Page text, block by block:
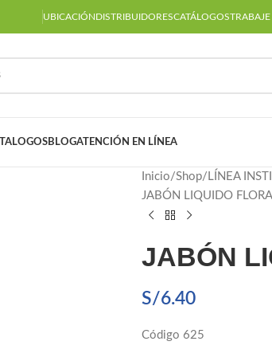
UBICACIÓNDISTRIBUIDORESCATÁLOGOS
BLOGATENCIÓN EN LÍNEA
Inicio Shop LÍNEA
JABÓN LIQUIDO
JABÓN
S/6.40
Código 625